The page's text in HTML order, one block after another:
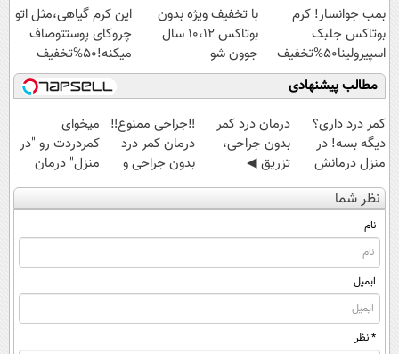
ویژه
بمب جوانساز! کرم
بوتاکس جلبک
اسپیرولینا50%تخفیف
با تخفیف ویژه بدون
بوتاکس ۱۰،۱۲ سال
جوون شو
این کرم گیاهی،مثل اتو
چروکای پوستتوصاف
میکنه!50%تخفیف
مطالب پیشنهادی
کمر درد داری؟
دیگه بسه! در
منزل درمانش
کن
(◀پرسش‌نامه)
درمان درد کمر
بدون جراحی،
تزریق ◀
پرسش‌نامه رو پر
کن ▶
‼️جراحی ممنوع‼️
درمان کمر درد
بدون جراحی و
دوره نقاهت
میخوای
کمردردت رو "در
منزل" درمان
کنی؟ (◂فیلم +
◂پرسش‌نامه)
نظر شما
نام
ایمیل
* نظر